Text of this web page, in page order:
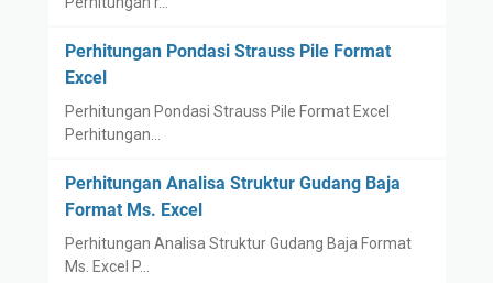
Perhitungan Pondasi Strauss Pile Format
Excel
Perhitungan Pondasi Strauss Pile Format Excel
Perhitungan…
Perhitungan Analisa Struktur Gudang Baja
Format Ms. Excel
Perhitungan Analisa Struktur Gudang Baja Format
Ms. Excel P…